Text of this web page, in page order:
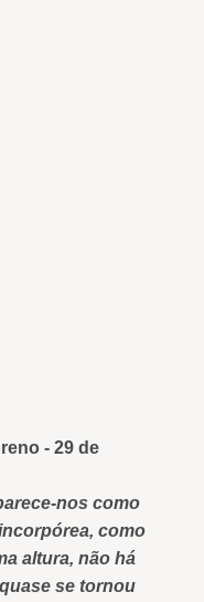
- 29 de
nos como
como
altura, não há
se tornou